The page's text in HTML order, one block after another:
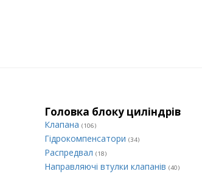
Головка блоку циліндрів
Клапана (106)
Гідрокомпенсатори (34)
Распредвал (18)
Направляючі втулки клапанів (40)